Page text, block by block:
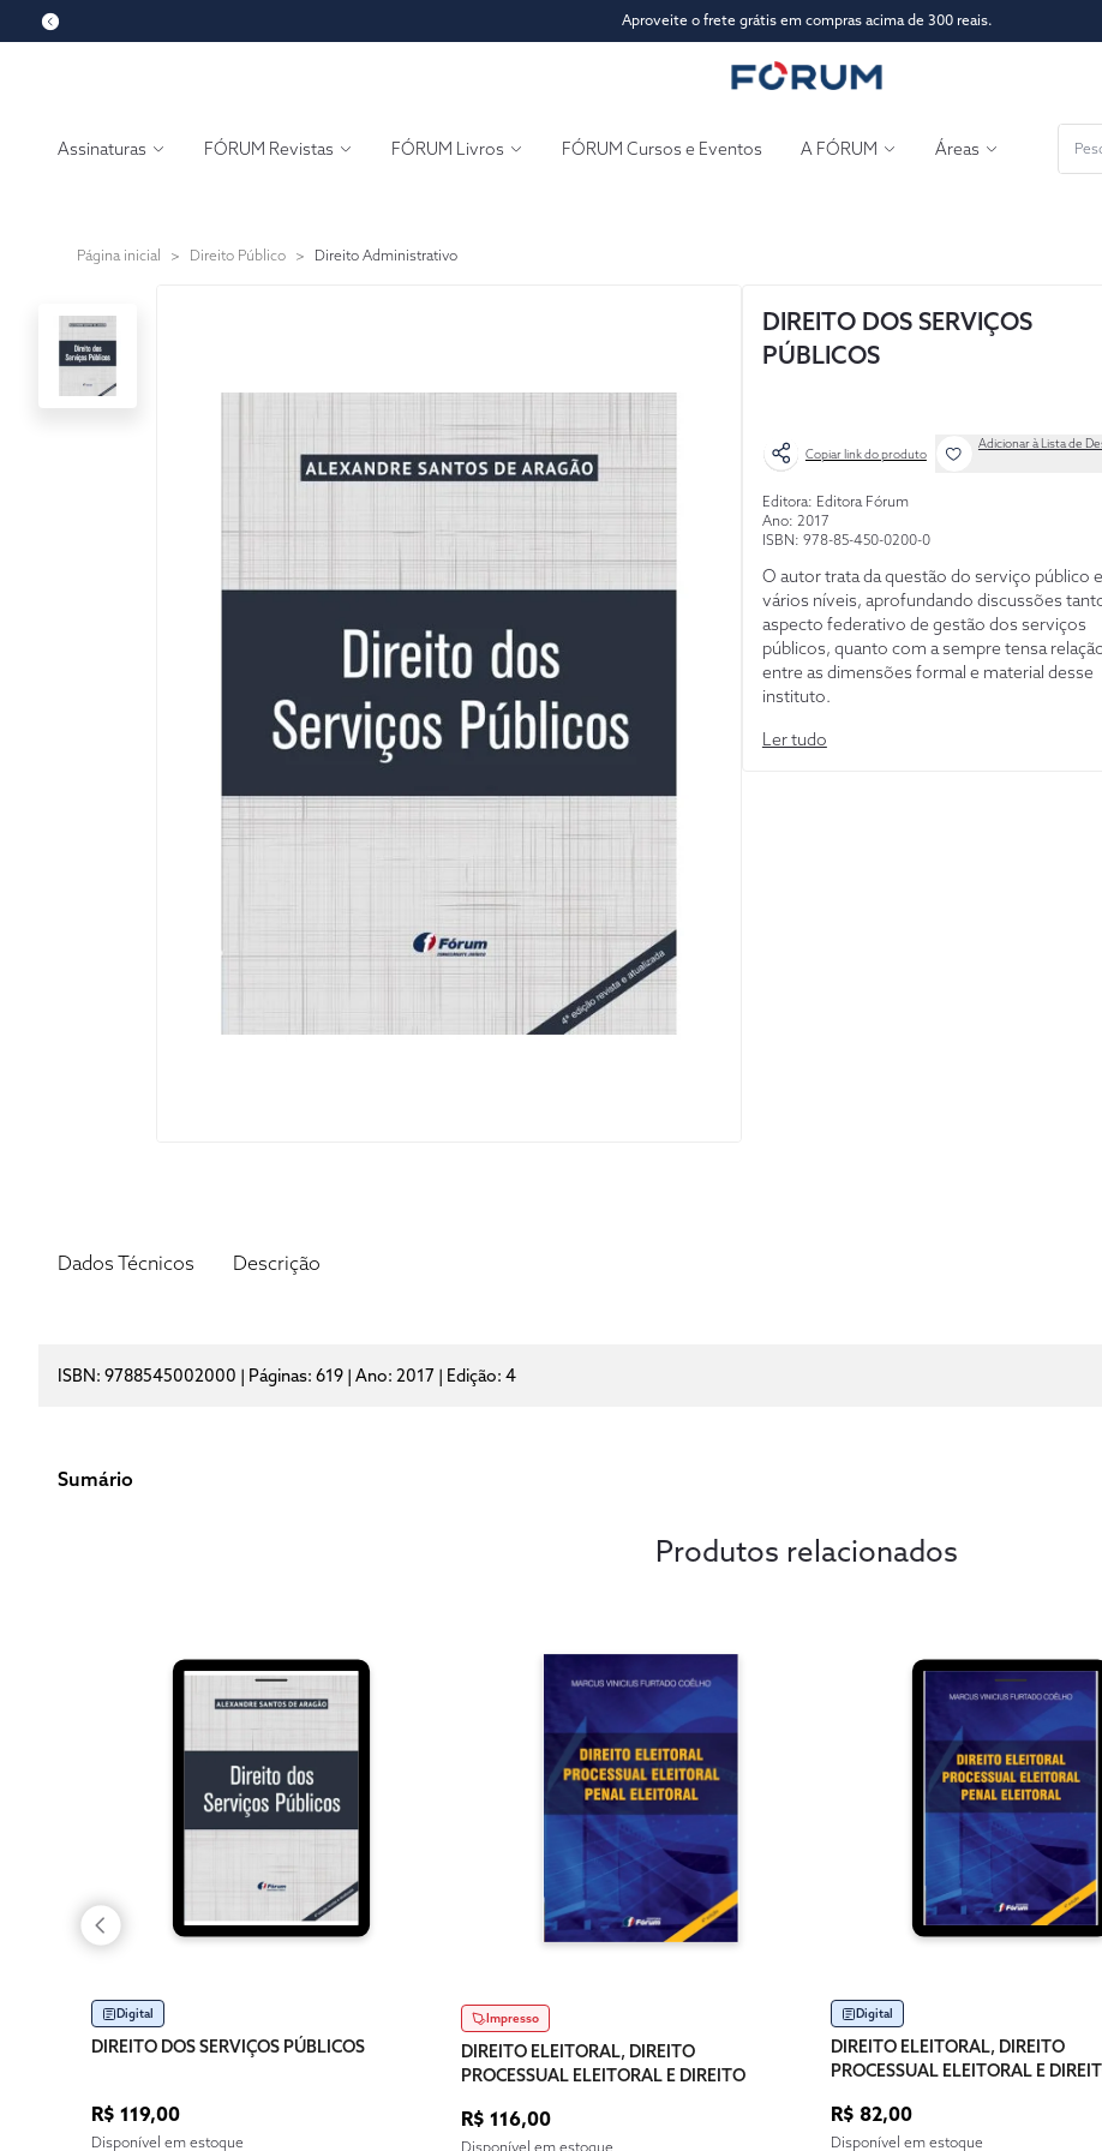
Aproveite o frete grátis em compras acima de 300 reais.
Assinaturas FÓRUM Revistas FÓRUM Livros FÓRUM Cursos e Eventos A FÓRUM Áreas
Página inicial > Direito Público > Direito Administrativo
DIREITO DOS SERVIÇOS
PÚBLICOS
Copiar link do produto
Adicionar à Lista de
Editora: Editora Fórum
Ano: 2017
ISBN: 978-85-450-0200-0
O autor trata da questão do serviço público
vários níveis, aprofundando discussões
aspecto federativo de gestão dos serviços
públicos, quanto com a sempre tensa
entre as dimensões formal e material desse
instituto.
Ler tudo
Dados Técnicos Descrição
ISBN: 9788545002000 | Páginas: 619 | Ano: 2017 | Edição: 4
Sumário
Produtos relacionados
Digital
DIREITO DOS SERVIÇOS PÚBLICOS
R$ 119,00
Disponível em estoque
Impresso
DIREITO ELEITORAL, DIREITO
PROCESSUAL ELEITORAL E DIREITO
R$ 116,00
Disponível em estoque
Digital
DIREITO ELEITORAL, DIREITO
PROCESSUAL ELEITORAL E
R$ 82,00
Disponível em estoque